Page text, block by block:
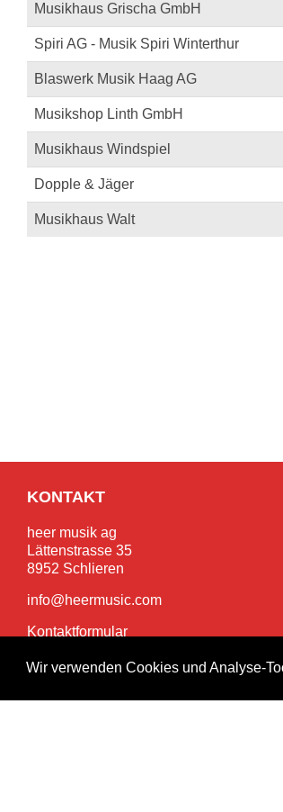
Wir verwenden Cookies und Analyse-
Musikhaus Grischa GmbH
Spiri AG - Musik Spiri Winterthur
Blaswerk Musik Haag AG
Musikshop Linth GmbH
Musikhaus Windspiel
Dopple & Jäger
Musikhaus Walt
KONTAKT
heer musik ag
Lättenstrasse 35
8952 Schlieren
info@heermusic.com
Kontaktformular